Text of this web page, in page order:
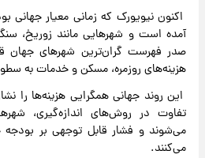
اکنون نیویورک که زمانی معیار جهانی
آمده است و شهرهایی مانند زوریخ،
صدر فهرست گران‌ترین شهرهای جهان
هزینه‌های روزمره، مسکن و خدمات به
این روند جهانی همگرایی هزینه‌ها را
تفاوت در روش‌های اندازه‌گیری،
می‌شوند و فشار قابل توجهی بر بودجه
می‌کنند.